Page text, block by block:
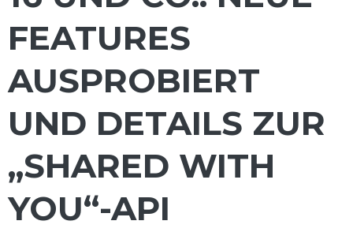
FEATURES
AUSPROBIERT
UND DETAILS ZUR
„SHARED WITH
YOU“-API